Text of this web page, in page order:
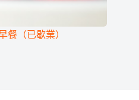
餐（已歇業）